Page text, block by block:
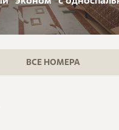
ВСЕ НОМЕРА